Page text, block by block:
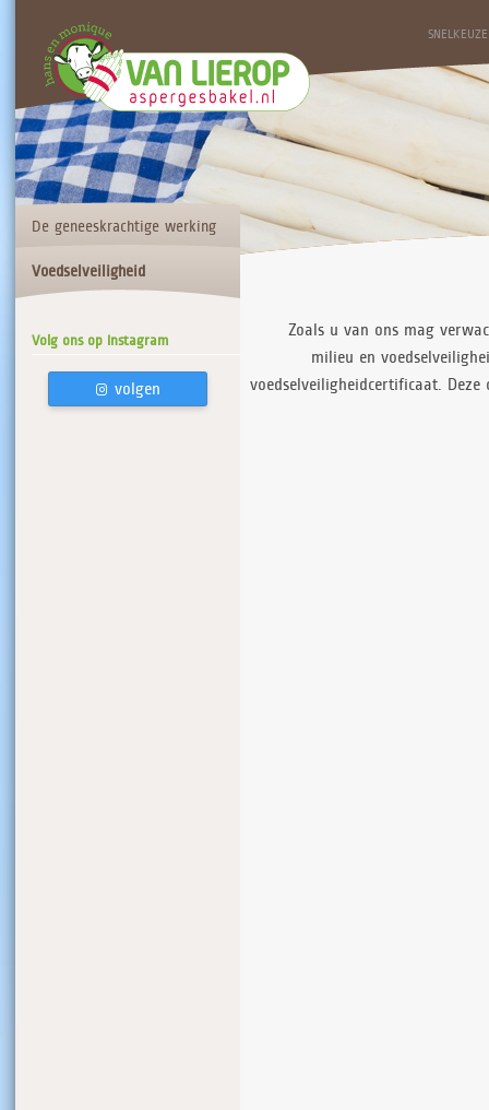
SNELKEUZE
De geneeskrachtige werking
van asperges
Voedselveiligheid
Volg ons op Instagram
volgen
Zoals u van ons mag
milieu en
voedselveiligheidcertificaat.